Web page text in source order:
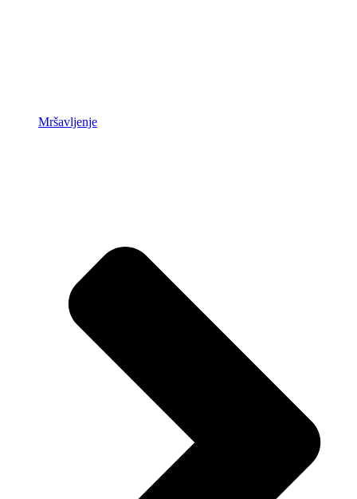
Mršavljenje